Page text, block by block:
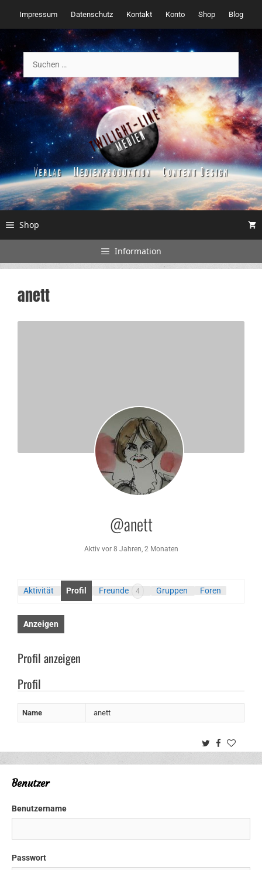
Inhalt
springen
Impressum Datenschutz Kontakt Konto Shop Blog
nach:
Shop
Information
anett
@anett
Aktiv vor 8 Jahren, 2 Monaten
Aktivität Profil Freunde 4 Gruppen Foren
Anzeigen
Profil anzeigen
Profil
Name anett
TwitterFacebook
Benutzer
Benutzername
Passwort